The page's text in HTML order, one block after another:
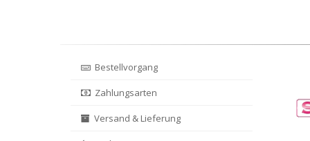
Bestellvorgang
Zahlungsarten
Versand & Lieferung